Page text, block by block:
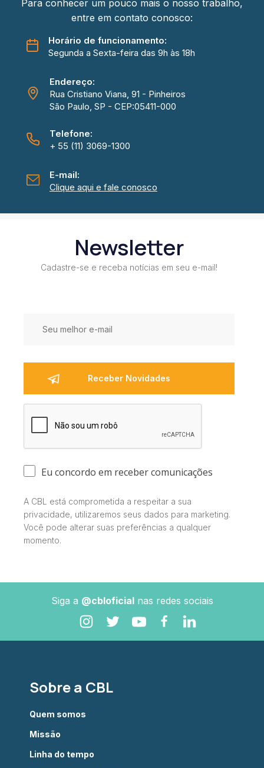
Para conhecer um pouco mais o nosso trabalho,
entre em contato conosco:
Horário de funcionamento:
Segunda a Sexta-feira das 9h às 18h
Endereço:
Rua Cristiano Viana, 91 - Pinheiros
São Paulo, SP - CEP:05411-000
Telefone:
+ 55 (11) 3069-1300
E-mail:
Clique aqui e fale conosco
Newsletter
Cadastre-se e receba notícias em seu e-mail!
Eu concordo em receber comunicações
A CBL está comprometida a respeitar a sua
privacidade, utilizaremos seus dados para marketing.
Você pode alterar suas preferências a qualquer
momento.
Siga a @cbloficialnas redes sociais
Sobre a CBL
Quem somos
Missão
Linha do tempo